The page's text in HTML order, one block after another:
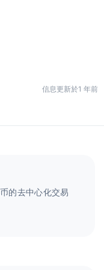
信息更新於1 年前
的去中心化交易